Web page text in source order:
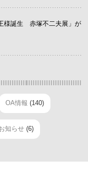
様誕生 赤塚不二夫展」が
OA情報 (140)
知らせ (6)